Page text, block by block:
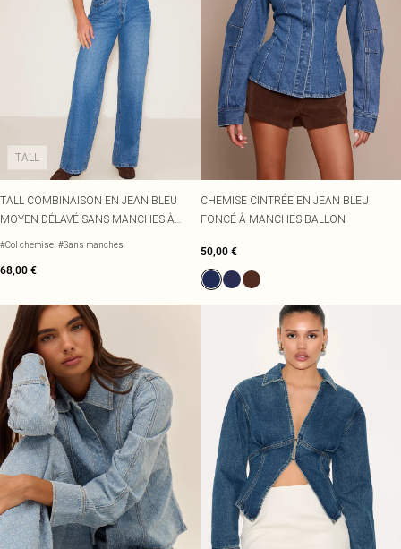
TALL
TALL COMBINAISON EN JEAN BLEU
MOYEN DÉLAVÉ SANS MANCHES À
DÉTAIL CHEMISE
#Col chemise #Sans manches
68,00 €
CHEMISE CINTRÉE EN JEAN BLEU
FONCÉ À MANCHES BALLON
50,00 €